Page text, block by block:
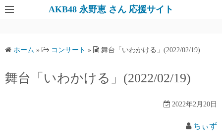
AKB48 永野恵 さん 応援サイト
ホーム » コンサート » 舞台「いわかける」(2022/02/19)
舞台「いわかける」(2022/02/19)
2022年2月20日
ちぃず